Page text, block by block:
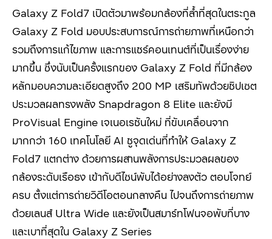
Galaxy Z Fold7 เปิดตัวมาพร้อมกล้องที่ล้ำที่สุดในตระกูล
Galaxy Z Fold มอบประสบการณ์การถ่ายภาพที่เหนือกว่า
รวมถึงการแก้ไขภาพ และการแชร์คอนเทนต์ที่เป็นเรื่องง่าย
มากขึ้น ซึ่งนับเป็นครั้งแรกของ Galaxy Z Fold ที่มีกล้อง
หลักมอบความละเอียดสูงถึง 200 MP เสริมทัพด้วยชิปเซต
ประมวลผลทรงพลัง Snapdragon 8 Elite และยังมี
ProVisual Engine เจเนอเรชันใหม่ ที่ขับเคลื่อนจาก
มากกว่า 160 เทคโนโลยี AI ชูจุดเด่นที่ทำให้ Galaxy Z
Fold7 แตกต่าง ด้วยการผสานพลังการประมวลผลของ
กล้องระดับเรือธง เข้ากับดีไซน์พับได้อย่างลงตัว ตอบโจทย์
ครบ ตั้งแต่การถ่ายวิดีโอตอนกลางคืน ไปจนถึงการถ่ายภาพ
ด้วยเลนส์ Ultra Wide และยังเป็นสมาร์ทโฟนจอพับที่บาง
และเบาที่สุดใน Galaxy Z Series